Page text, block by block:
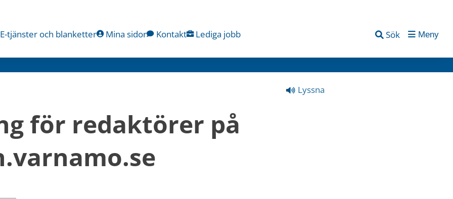
E-tjänster och blanketter Mina sidor Kontakt Lediga jobb Sök Meny
Lyssna
för redaktörer på